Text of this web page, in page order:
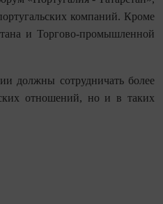
компаний. Кроме
и Торгово-промышленной
должны сотрудничать более
отношений, но и в таких